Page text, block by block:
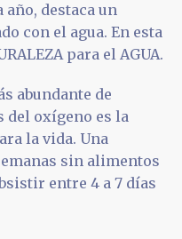
año, destaca un
con el agua. En esta
para el AGUA.
abundante de
del oxígeno es la
la vida. Una
sin alimentos
entre 4 a 7 días